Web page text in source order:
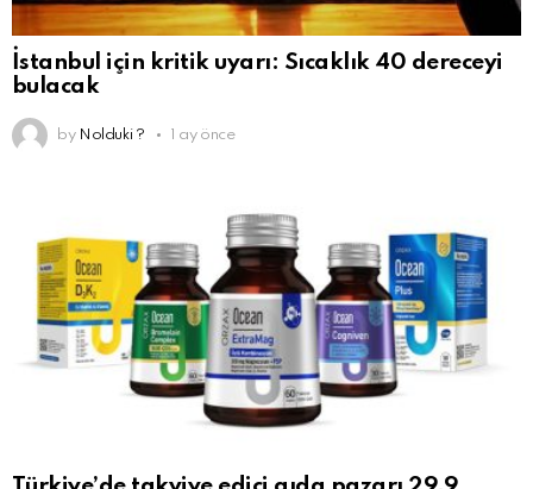
İstanbul için kritik uyarı: Sıcaklık 40 dereceyi
bulacak
by Nolduki ? 1 ay önce